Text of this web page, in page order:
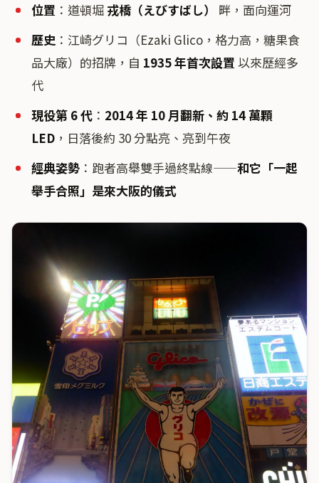
位置 ：道頓堀 戎橋（えびすばし）
畔，面向運河
歷史 ：江崎グリコ（Ezaki Glico，格力高，糖果食
品大廠）的招牌，自 1935 年首次設置 以來歷經多
代
現役第 6 代 ： 2014 年 10 月翻新、約 14 萬顆
LED ，日落後約 30 分點亮、亮到午夜
經典姿勢 ：跑者高舉雙手過終點線——和它「一起
舉手合照」是來大阪的儀式